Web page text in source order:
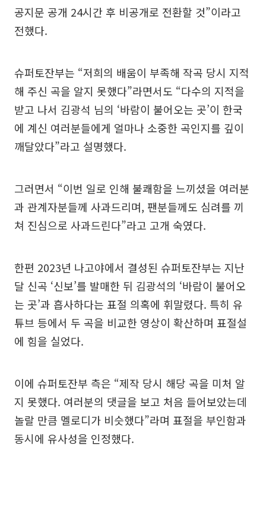
공지문 공개 24시간 후 비공개로 전환할 것”이라고
전했다.
슈퍼토잔부는 “저희의 배움이 부족해 작곡 당시 지적
해 주신 곡을 알지 못했다”라면서도 “다수의 지적을
받고 나서 김광석 님의 ‘바람이 불어오는 곳’이 한국
에 계신 여러분들에게 얼마나 소중한 곡인지를 깊이
깨달았다”라고 설명했다.
그러면서 “이번 일로 인해 불쾌함을 느끼셨을 여러분
과 관계자분들께 사과드리며, 팬분들께도 심려를 끼
쳐 진심으로 사과드린다”라고 고개 숙였다.
한편 2023년 나고야에서 결성된 슈퍼토잔부는 지난
달 신곡 ‘신보’를 발매한 뒤 김광석의 ‘바람이 불어오
는 곳’과 흡사하다는 표절 의혹에 휘말렸다. 특히 유
튜브 등에서 두 곡을 비교한 영상이 확산하며 표절설
에 힘을 실었다.
이에 슈퍼토잔부 측은 “제작 당시 해당 곡을 미처 알
지 못했다. 여러분의 댓글을 보고 처음 들어보았는데
놀랄 만큼 멜로디가 비슷했다”라며 표절을 부인함과
동시에 유사성을 인정했다.